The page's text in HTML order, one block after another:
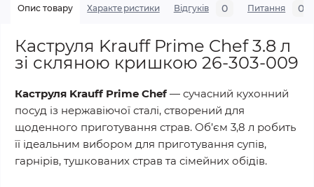
Опис товару Характеристики Відгуків 0 Питання 0
Каструля Krauff Prime Chef 3.8 л
зі скляною кришкою 26-303-009
Каструля Krauff Prime Chef — сучасний кухонний
посуд із нержавіючої сталі, створений для
щоденного приготування страв. Об’єм 3,8 л робить
її ідеальним вибором для приготування супів,
гарнірів, тушкованих страв та сімейних обідів.